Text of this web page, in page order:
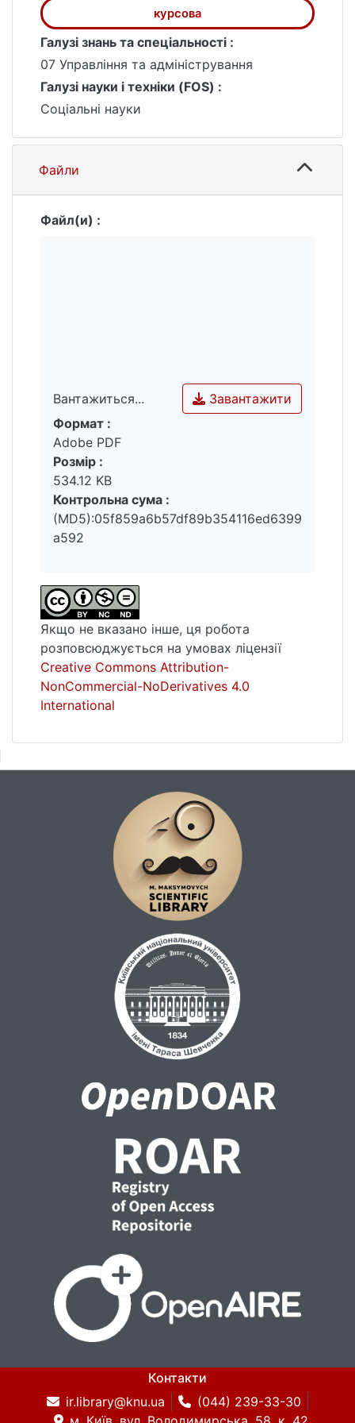
комплексного вирішення конкретного
фахового завдання.
курсова
Галузі знань та спеціальності :
07 Управління та адміністрування
Галузі науки і техніки (FOS) :
Соціальні науки
Файли
Файл(и) :
Вантажиться...
Вантажиться...
Завантажити
Формат :
Adobe PDF
Розмір :
534.12 KB
Контрольна сума :
(MD5):05f859a6b57df89b354116ed6399
a592
Якщо не вказано інше, ця робота
розповсюджується на умовах ліцензії
Creative Commons Attribution-
NonCommercial-NoDerivatives 4.0
International
Контакти
ir.library@knu.ua
(044) 239-33-30